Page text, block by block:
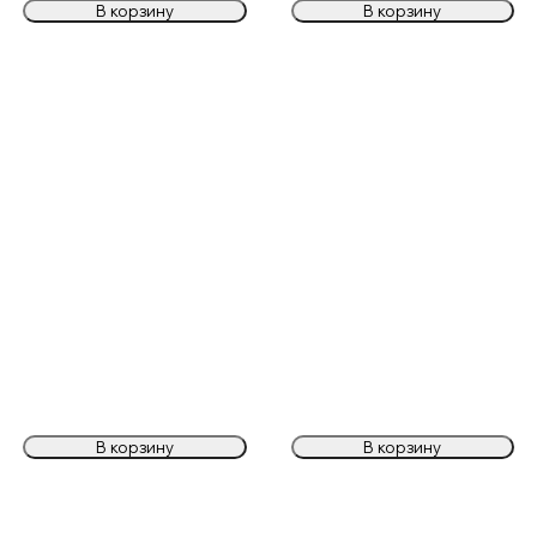
В корзину В корзину
В корзину В корзину